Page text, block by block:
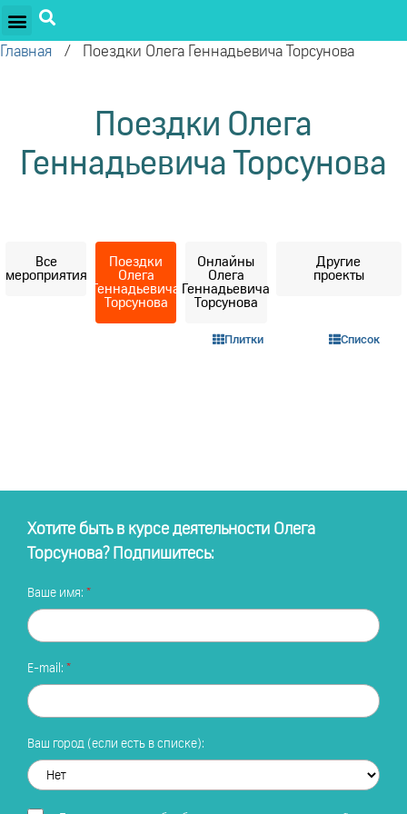
Главная / Поездки Олега Геннадьевича Торсунова
Поездки Олега
Геннадьевича Торсунова
Все
мероприятия
Поездки
Олега
Геннадьевича
Торсунова
Онлайны
Олега
Геннадьевича
Торсунова
Другие
проекты
Плитки Список
Хотите быть в курсе деятельности Олега
Торсунова? Подпишитесь:
Ваше имя:
E-mail:
Ваш город (если есть в списке):